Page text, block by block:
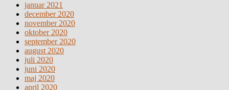
januar 2021
december 2020
november 2020
oktober 2020
september 2020
august 2020
juli 2020
juni 2020
maj 2020
april 2020